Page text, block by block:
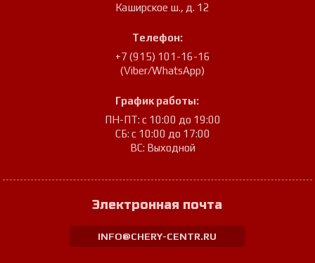
Каширское ш., д. 12
Телефон:
+7 (915) 101-16-16
(Viber/WhatsApp)
График работы:
ПН-ПТ: с 10:00 до 19:00
СБ: с 10:00 до 17:00
ВС: Выходной
Электронная почта
INFO@CHERY-CENTR.RU